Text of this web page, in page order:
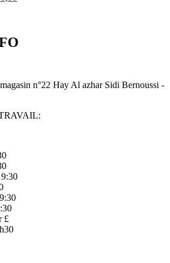
prix
n°22 Hay Al azhar Sidi Bernoussi -
£